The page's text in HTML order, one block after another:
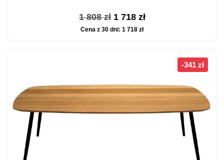
1 808zł Pierwotna
cena
1 718 złAktualna
Cena z 30 dni: 1 718 zł
-341 zł